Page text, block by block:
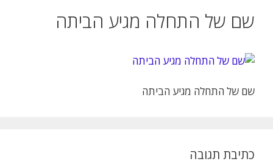
שם של התחלה מגיע הביתה
שם של התחלה מגיע הביתה
כתיבת תגובה